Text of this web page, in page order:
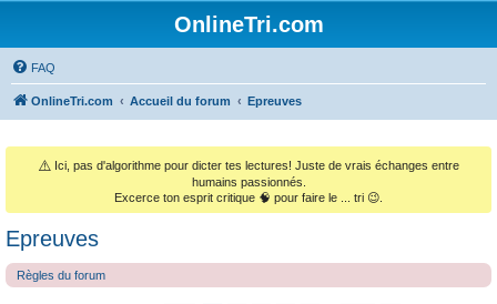
OnlineTri.com
FAQ
OnlineTri.com Accueil du forum Epreuves
⚠️ Ici, pas d'algorithme pour dicter tes lectures! Juste de vrais échanges entre
humains passionnés.
Excerce ton esprit critique 🧠 pour faire le ... tri 😉.
Epreuves
Règles du forum